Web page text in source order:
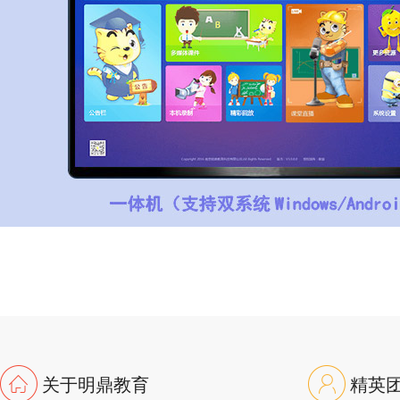
关于明鼎教育 精英